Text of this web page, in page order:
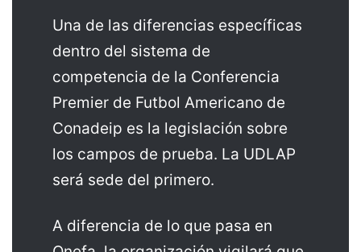
Una de las diferencias específicas
dentro del sistema de
competencia de la Conferencia
Premier de Futbol Americano de
Conadeip es la legislación sobre
los campos de prueba. La UDLAP
será sede del primero.
A diferencia de lo que pasa en